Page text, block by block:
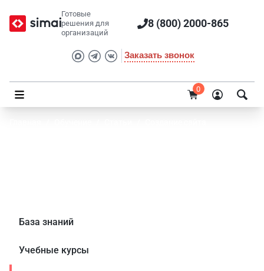
Готовые
решения для
организаций
8 (800) 2000-865
Заказать звонок
0
База знаний
Учебные курсы